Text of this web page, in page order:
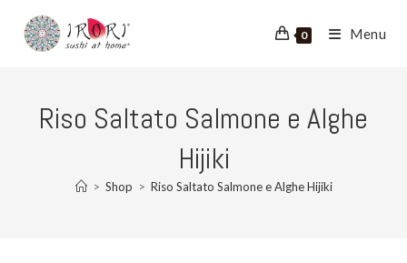
contenuto
0 Menu
Riso Saltato Salmone e Alghe
Hijiki
> Shop > Riso Saltato Salmone e Alghe Hijiki